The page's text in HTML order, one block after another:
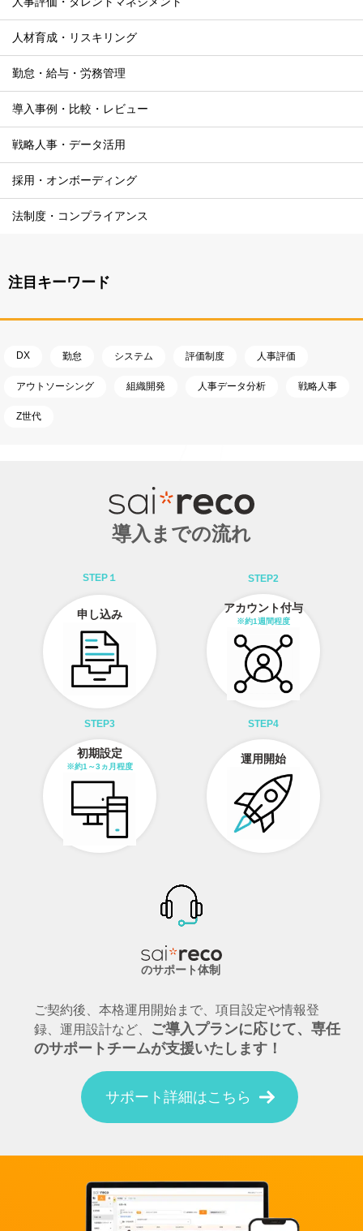
人材育成・リスキリング
勤怠・給与・労務管理
導入事例・比較・レビュー
戦略人事・データ活用
採用・オンボーディング
法制度・コンプライアンス
注目キーワード
DX 勤怠 システム 評価制度 人事評価
アウトソーシング 組織開発 人事データ分析 戦略人事
Z世代
導入までの流れ
STEP１
申し込み
STEP2
アカウント付与
※約1週間程度
STEP3
初期設定
※約1～3ヵ月程度
STEP4
運用開始
のサポート体制
ご契約後、本格運用開始まで、項目設定や情報登
録、運用設計など、 ご導入プランに応じて、専任
のサポートチームが支援いたします！
サポート詳細はこちら